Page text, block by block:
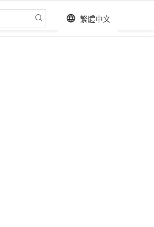
language 繁體中文